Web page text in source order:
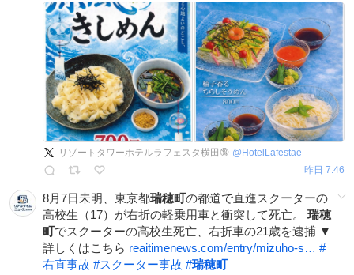
リゾートタワーホテルラフェスタ横田🔞 @ HotelLafestae
昨日 7:46
8月7日未明、東京都瑞穂町の都道で直進スクーターの
高校生（17）が右折の軽乗用車と衝突して死亡。 瑞穂
町でスクーターの高校生死亡、右折車の21歳を逮捕 ▼
詳しくはこちら reaitimenews.com/entry/mizuho-s… #
右直事故 #スクーター事故 #瑞穂町